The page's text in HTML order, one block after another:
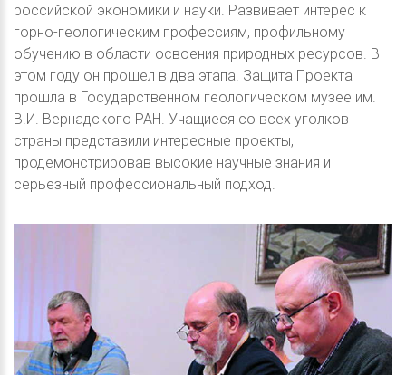
российской экономики и науки. Развивает интерес к
горно-геологическим профессиям, профильному
обучению в области освоения природных ресурсов. В
этом году он прошел в два этапа. Защита Проекта
прошла в Государственном геологическом музее им.
В.И. Вернадского РАН. Учащиеся со всех уголков
страны представили интересные проекты,
продемонстрировав высокие научные знания и
серьезный профессиональный подход.